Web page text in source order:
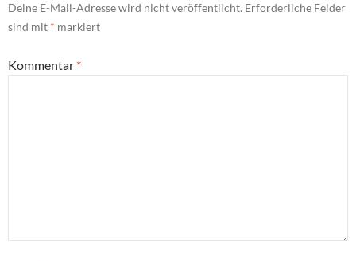
Deine E-Mail-Adresse wird nicht veröffentlicht. Erforderliche Felder
sind mit * markiert
Kommentar *